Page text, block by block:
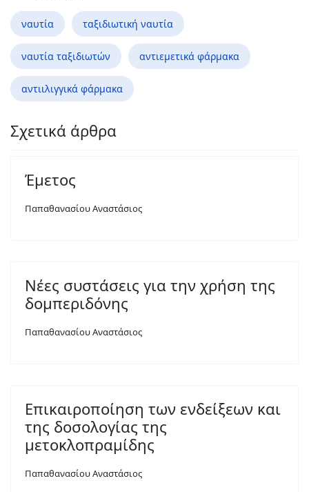
ναυτία ταξιδιωτική ναυτία
ναυτία ταξιδιωτών αντιεμετικά φάρμακα
αντιιλιγγικά φάρμακα
Σχετικά άρθρα
Έμετος
Παπαθανασίου Αναστάσιος
Νέες συστάσεις για την χρήση της
δομπεριδόνης
Παπαθανασίου Αναστάσιος
Επικαιροποίηση των ενδείξεων και
της δοσολογίας της
μετοκλοπραμίδης
Παπαθανασίου Αναστάσιος